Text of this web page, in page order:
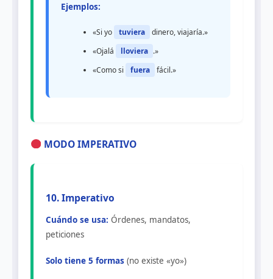
Ejemplos:
«Si yo tuviera
dinero, viajaría.»
«Ojalá
lloviera .»
«Como si
fuera fácil.»
MODO IMPERATIVO
10. Imperativo
Cuándo se usa: Órdenes, mandatos,
peticiones
Solo tiene 5 formas (no existe «yo»)